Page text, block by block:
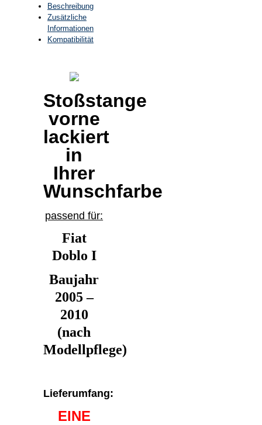
Beschreibung
Zusätzliche
Informationen
Kompatibilität
Stoßstange
vorne
lackiert
in
Ihrer
Wunschfarbe
passend für:
Fiat
Doblo I
Baujahr
2005 –
2010
(nach
Modellpflege)
Lieferumfang:
EINE